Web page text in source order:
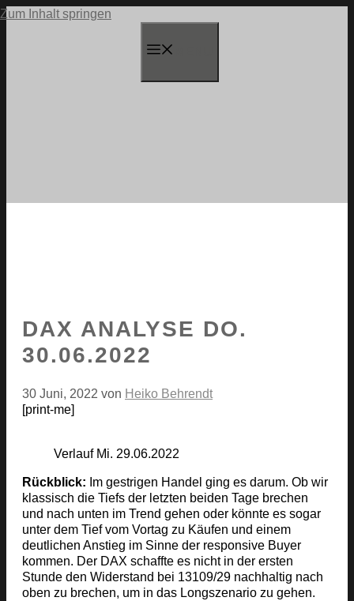
Zum Inhalt springen
DAX ANALYSE DO.
30.06.2022
30 Juni, 2022 von Heiko Behrendt
[print-me]
Verlauf Mi. 29.06.2022
Rückblick: Im gestrigen Handel ging es darum. Ob wir
klassisch die Tiefs der letzten beiden Tage brechen
und nach unten im Trend gehen oder könnte es sogar
unter dem Tief vom Vortag zu Käufen und einem
deutlichen Anstieg im Sinne der responsive Buyer
kommen. Der DAX schaffte es nicht in der ersten
Stunde den Widerstand bei 13109/29 nachhaltig nach
oben zu brechen, um in das Longszenario zu gehen.